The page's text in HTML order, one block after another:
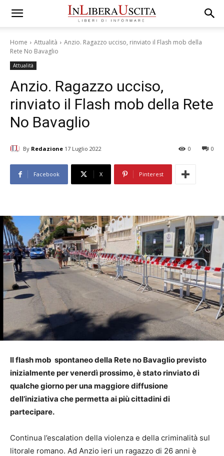
Home Attualità
Anzio. Ragazzo ucciso, rinviato il Flash mob della
Rete No Bavaglio
Attualità
Anzio. Ragazzo ucciso,
rinviato il Flash mob della Rete
No Bavaglio
By Redazione 17 Luglio 2022 0
0
Facebook X Pinterest
Il flash mob spontaneo della Rete no Bavaglio previsto
inizialmente per venerdì prossimo, è stato rinviato di
qualche giorno per una maggiore diffusione
dell’iniziativa che permetta ai più cittadini di
partecipare.
Continua l’escalation della violenza e della criminalità sul
litorale romano. Ad Anzio ieri un ragazzo di 26 anni è